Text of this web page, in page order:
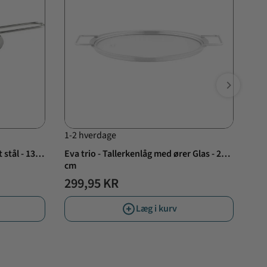
stål - 13
1-2 hverdage
Eva trio - Tallerkenlåg med ører Glas - 24
cm
299,95 KR
Læg i kurv